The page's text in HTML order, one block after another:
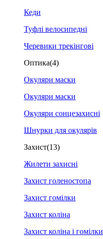
Кеди
Туфлі велосипедні
Черевики трекінгові
Оптика(4)
Окуляри маски
Окуляри маски
Окуляри сонцезахисні
Шнурки для окулярів
Захист(13)
Жилети захисні
Захист голеностопа
Захист гомілки
Захист коліна
Захист коліна і гомілки